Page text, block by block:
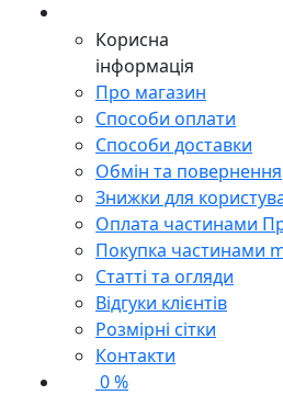
Корисна
інформація
Про магазин
Способи оплати
Способи доставки
Обмін та повернення
Знижки для
Оплата частинами
Покупка частинами
Статті та огляди
Відгуки клієнтів
Розмірні сітки
Контакти
0 %